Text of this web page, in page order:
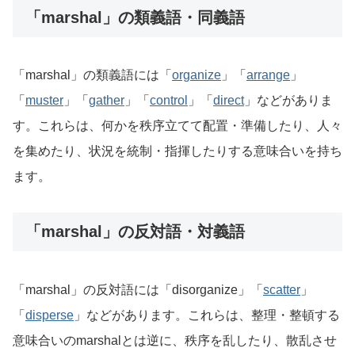
「marshal」の類義語・同義語
「marshal」の類義語には「 organize 」「 arrange 」
「 muster 」「 gather 」「 control 」「 direct」などがありま
す。これらは、何かを秩序立てて配置・準備したり、人々
を集めたり、状況を統制・指揮したりする意味合いを持ち
ます。
「marshal」の反対語・対義語
「marshal」の反対語には「disorganize」「 scatter 」
「 disperse 」などがあります。これらは、整理・整頓する
意味合いのmarshalとは逆に、秩序を乱したり、散乱させ